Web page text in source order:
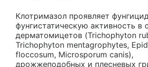
Клотримазол проявляет
фунгистатическую активность в
дерматомицетов (Trichophyton
Trichophyton mentagrophytes,
floccosum, Microsporum canis),
дрожжеподобных и плесневых